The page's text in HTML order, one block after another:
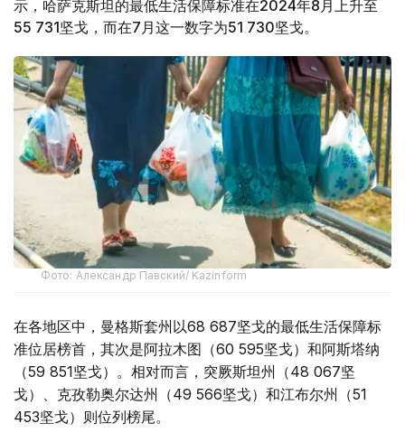
示，哈萨克斯坦的最低生活保障标准在2024年8月上升至
55 731坚戈，而在7月这一数字为51 730坚戈。
Фото: Александр Павский/ Kazinform
在各地区中，曼格斯套州以68 687坚戈的最低生活保障标
准位居榜首，其次是阿拉木图（60 595坚戈）和阿斯塔纳
（59 851坚戈）。相对而言，突厥斯坦州（48 067坚
戈）、克孜勒奥尔达州（49 566坚戈）和江布尔州（51
453坚戈）则位列榜尾。